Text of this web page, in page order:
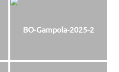
BO-Gampola-2025-2